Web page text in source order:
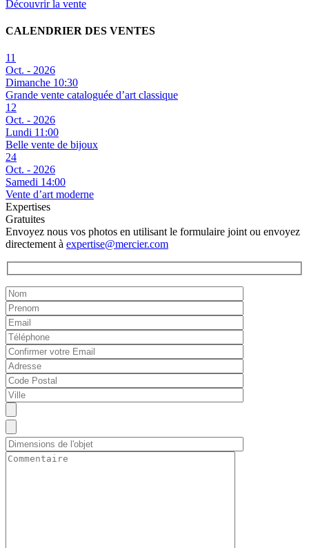
Découvrir la vente
CALENDRIER DES VENTES
11
Oct. - 2026
Dimanche 10:30
Grande vente cataloguée d’art classique
12
Oct. - 2026
Lundi 11:00
Belle vente de bijoux
24
Oct. - 2026
Samedi 14:00
Vente d’art moderne
Expertises
Gratuites
Envoyez nous vos photos en utilisant le formulaire joint ou envoyez
directement à expertise@mercier.com